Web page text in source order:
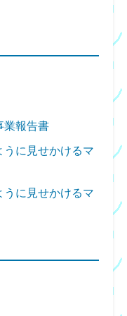
業報告書
うに見せかけるマ
うに見せかけるマ